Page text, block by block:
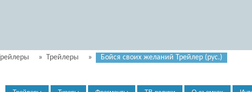
Трейлеры » Трейлеры » Бойся своих желаний Трейлер (рус.)